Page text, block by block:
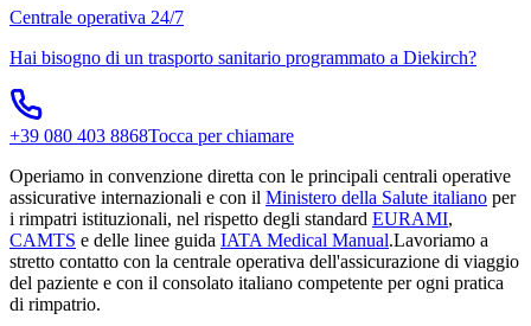
Centrale operativa 24/7
Hai bisogno di un trasporto sanitario programmato a Diekirch?
+39 080 403 8868Tocca per chiamare
Operiamo in convenzione diretta con le principali centrali operative
assicurative internazionali e con il Ministero della Salute italiano per
i rimpatri istituzionali, nel rispetto degli standard EURAMI,
CAMTS e delle linee guida IATA Medical Manual.Lavoriamo a
stretto contatto con la centrale operativa dell'assicurazione di viaggio
del paziente e con il consolato italiano competente per ogni pratica
di rimpatrio.